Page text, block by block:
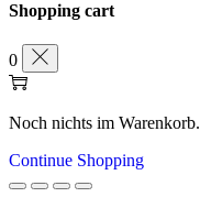
Shopping cart
0
Noch nichts im Warenkorb.
Continue Shopping